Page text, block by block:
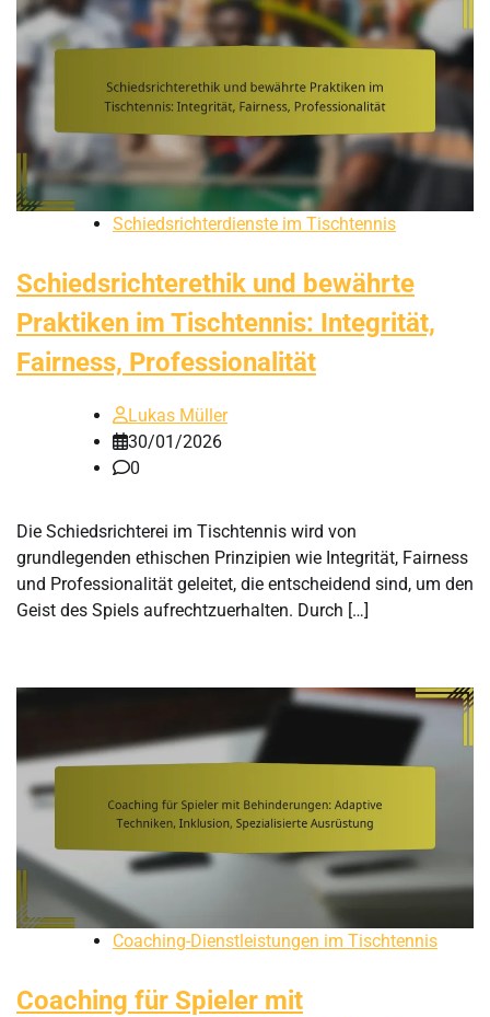
Schiedsrichterdienste im Tischtennis
Schiedsrichterethik und bewährte
Praktiken im Tischtennis: Integrität,
Fairness, Professionalität
Lukas Müller
30/01/2026
0
Die Schiedsrichterei im Tischtennis wird von
grundlegenden ethischen Prinzipien wie Integrität, Fairness
und Professionalität geleitet, die entscheidend sind, um den
Geist des Spiels aufrechtzuerhalten. Durch […]
Coaching-Dienstleistungen im Tischtennis
Coaching für Spieler mit